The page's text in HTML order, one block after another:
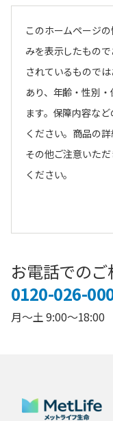
このホームページ
みを表示したもの
されているもので
あり、年齢・性別
ます。保障内容な
ください。商品の
その他ご注意いた
ください。
お電話でのご
0120-026-
月～土 9:00～18:00